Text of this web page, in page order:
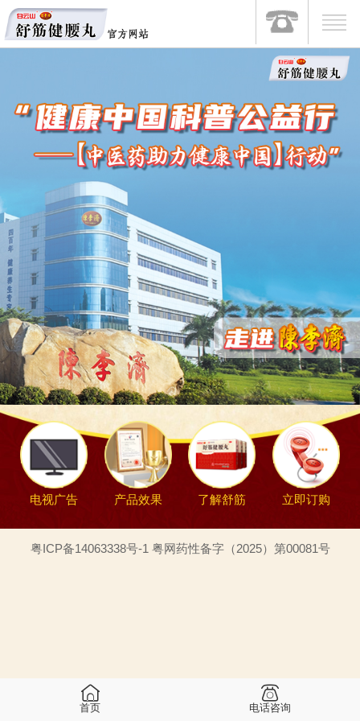
电视广告 产品效果 了解舒筋 立即订购
粤ICP备14063338号-1 粤网药性备字（2025）第00081号
首页 电话咨询